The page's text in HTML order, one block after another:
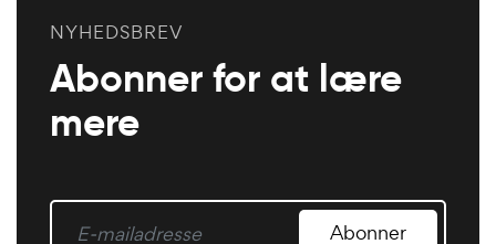
NYHEDSBREV
Abonner for at lære
mere
Abonner